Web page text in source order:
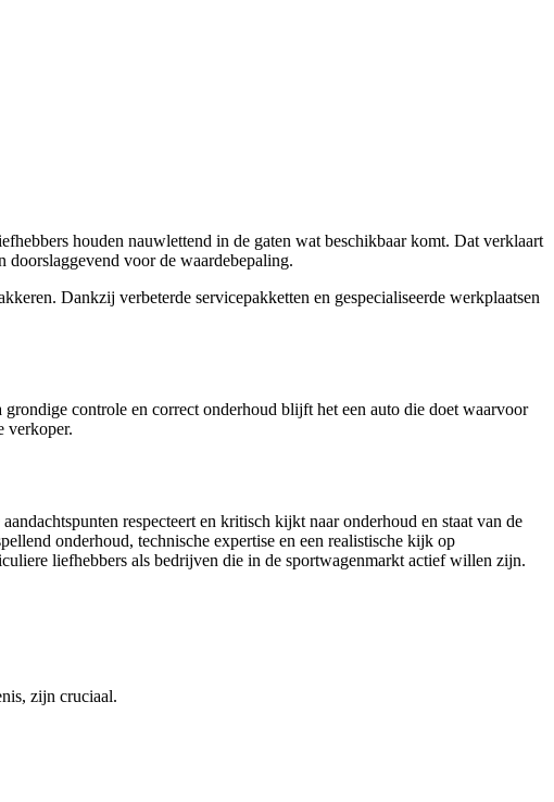
houden nauwlettend in de gaten wat beschikbaar komt. Dat verklaart
doorslaggevend voor de waardebepaling.
Dankzij verbeterde servicepakketten en gespecialiseerde werkplaatsen
controle en correct onderhoud blijft het een auto die doet waarvoor
verkoper.
respecteert en kritisch kijkt naar onderhoud en staat van de
onderhoud, technische expertise en een realistische kijk op
liefhebbers als bedrijven die in de sportwagenmarkt actief willen zijn.
zijn cruciaal.